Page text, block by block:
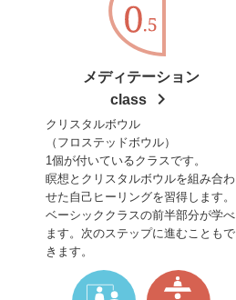
メディテーション
class
chevron_right
クリスタルボウル
（フロステッドボウル）
1個が付いているクラスです。
瞑想とクリスタルボウルを組み合わ
せた自己ヒーリングを習得します。
ベーシッククラスの前半部分が学べ
ます。次のステップに進むこともで
きます。